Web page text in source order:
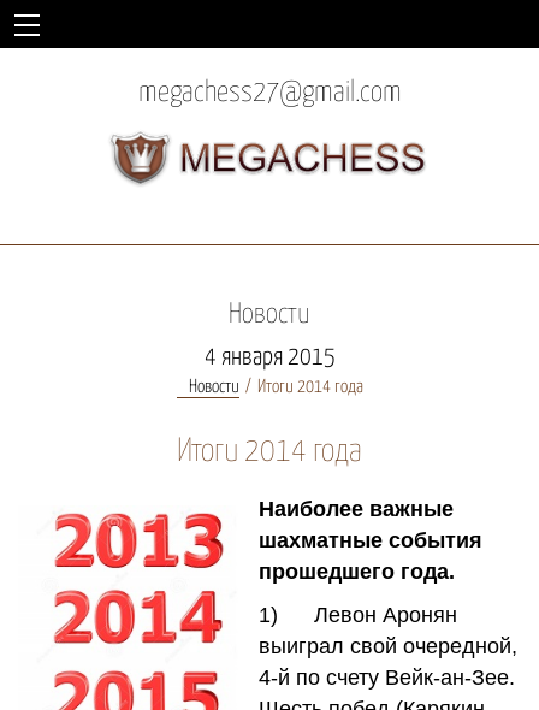
megachess27@gmail.com
Новости
4 января 2015
Новости Итоги 2014 года
Итоги 2014 года
Наиболее важные
шахматные события
прошедшего года.
1) Левон Аронян
выиграл свой очередной,
4-й по счету Вейк-ан-Зее.